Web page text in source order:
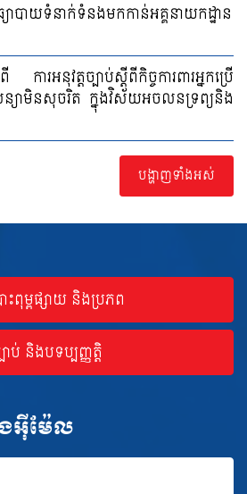
ាយទំនាក់ទំនងមកកាន់អគ្គនាយកដ្ឋាន
ារអនុវត្តច្បាប់ស្តីពីកិច្ចការពារអ្នកប្រើ
យាមិនសុចរិត ក្នុងវិស័យអចលនទ្រព្យនិង
បង្ហាញទាំងអស់
ះពុម្ពផ្សាយ និងប្រភព
ាប់ និងបទប្បញ្ញត្តិ
អ៊ីម៉ែល